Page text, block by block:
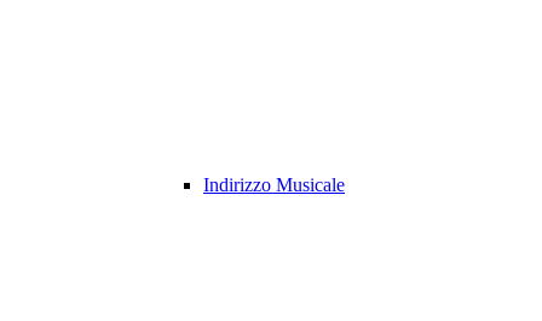
Indirizzo Musicale